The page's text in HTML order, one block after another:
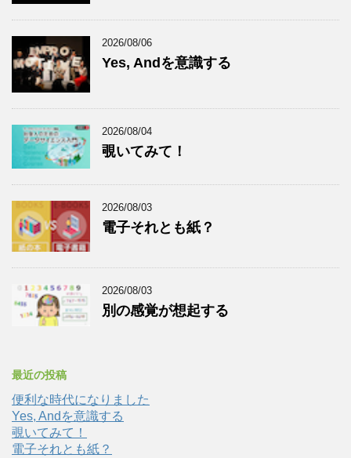
2026/08/06
Yes, Andを意識する
2026/08/04
覗いてみて！
2026/08/03
電子それとも紙？
2026/08/03
別の感覚が想起する
最近の投稿
便利な時代になりました
Yes, Andを意識する
覗いてみて！
電子それとも紙？